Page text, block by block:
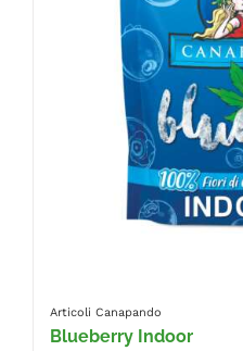
Articoli Canapando
Blueberry Indoor